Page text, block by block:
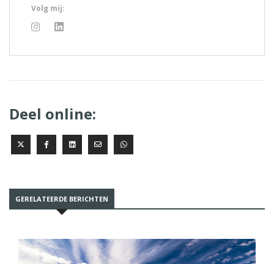
Volg mij:
Deel online:
GERELATEERDE BERICHTEN